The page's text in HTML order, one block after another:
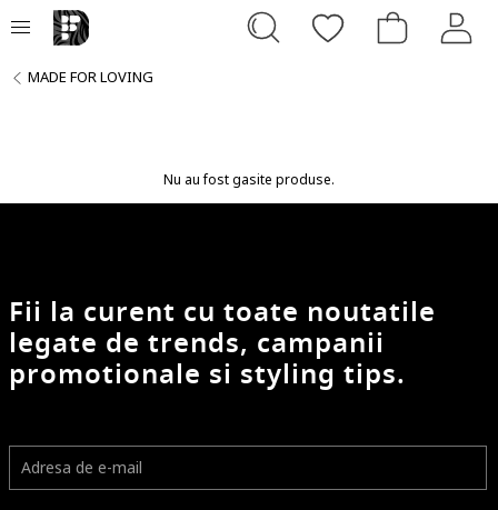
MADE FOR LOVING
Nu au fost gasite produse.
Fii la curent cu toate noutatile
legate de trends, campanii
promotionale si styling tips.